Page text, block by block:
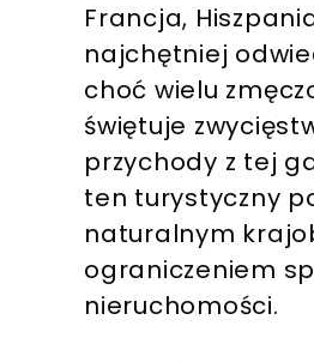
Francja,
najchętniej
choć wielu
świętuje
przychody z tej
ten turystyczny
naturalnym
ograniczeniem
nieruchomości.